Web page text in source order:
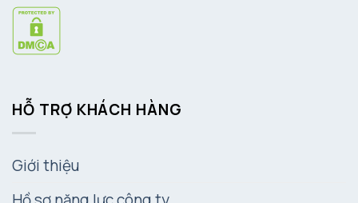
HỖ TRỢ KHÁCH HÀNG
Giới thiệu